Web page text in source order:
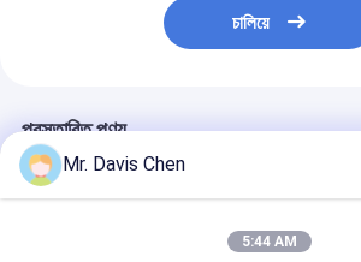
চালিয়ে
প্রস্তাবিত পণ্য
Mr. Davis Chen
5:44 AM